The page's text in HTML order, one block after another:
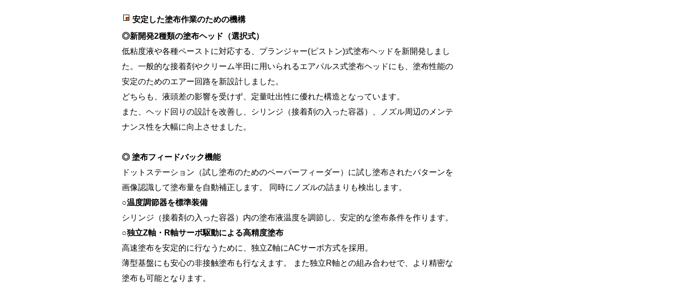
安定した塗布作業のための機構
◎新開発2種類の塗布ヘッド（選択式）
低粘度液や各種ペーストに対応する、プランジャー(ピストン)式塗布ヘッドを新開発しまし
た。一般的な接着剤やクリーム半田に用いられるエアパルス式塗布ヘッドにも、塗布性能の
安定のためのエアー回路を新設計しました。
どちらも、液頭差の影響を受けず、定量吐出性に優れた構造となっています。
また、ヘッド回りの設計を改善し、シリンジ（接着剤の入った容器）、ノズル周辺のメンテ
ナンス性を大幅に向上させました。
◎ 塗布フィードバック機能
ドットステーション（試し塗布のためのペーパーフィーダー）に試し塗布されたパターンを
画像認識して塗布量を自動補正します。 同時にノズルの詰まりも検出します。
○温度調節器を標準装備
シリンジ（接着剤の入った容器）内の塗布液温度を調節し、安定的な塗布条件を作ります。
○独立Z軸・R軸サーボ駆動による高精度塗布
高速塗布を安定的に行なうために、独立Z軸にACサーボ方式を採用。
薄型基盤にも安心の非接触塗布も行なえます。 また独立R軸との組み合わせで、より精密な
塗布も可能となります。